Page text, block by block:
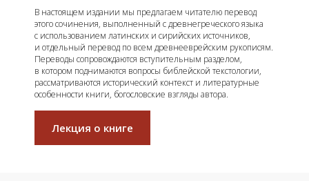
В настоящем издании мы предлагаем читателю перевод
этого сочинения, выполненный с древнегреческого языка
с использованием латинских и сирийских источников,
и отдельный перевод по всем древнееврейским рукописям.
Переводы сопровождаются вступительным разделом,
в котором поднимаются вопросы библейской текстологии,
рассматриваются исторический контекст и литературные
особенности книги, богословские взгляды автора.
Лекция о книге